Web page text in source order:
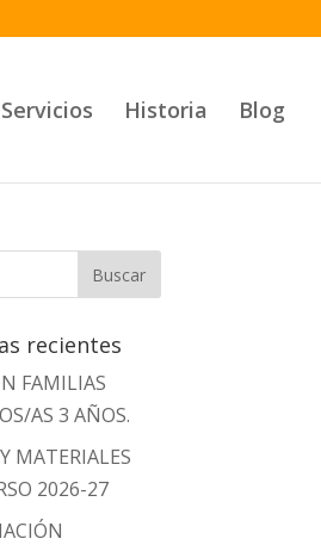
Servicios Historia Blog
recientes
FAMILIAS
AS 3 AÑOS.
MATERIALES
2026-27